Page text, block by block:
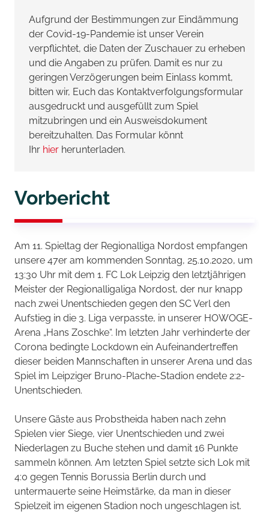
Aufgrund der Bestimmungen zur Eindämmung
der Covid-19-Pandemie ist unser Verein
verpflichtet, die Daten der Zuschauer zu erheben
und die Angaben zu prüfen. Damit es nur zu
geringen Verzögerungen beim Einlass kommt,
bitten wir, Euch das Kontaktverfolgungsformular
ausgedruckt und ausgefüllt zum Spiel
mitzubringen und ein Ausweisdokument
bereitzuhalten. Das Formular könnt
Ihr hier herunterladen.
Vorbericht
Am 11. Spieltag der Regionalliga Nordost empfangen
unsere 47er am kommenden Sonntag, 25.10.2020, um
13:30 Uhr mit dem 1. FC Lok Leipzig den letztjährigen
Meister der Regionalligaliga Nordost, der nur knapp
nach zwei Unentschieden gegen den SC Verl den
Aufstieg in die 3. Liga verpasste, in unserer HOWOGE-
Arena „Hans Zoschke“. Im letzten Jahr verhinderte der
Corona bedingte Lockdown ein Aufeinandertreffen
dieser beiden Mannschaften in unserer Arena und das
Spiel im Leipziger Bruno-Plache-Stadion endete 2:2-
Unentschieden.
Unsere Gäste aus Probstheida haben nach zehn
Spielen vier Siege, vier Unentschieden und zwei
Niederlagen zu Buche stehen und damit 16 Punkte
sammeln können. Am letzten Spiel setzte sich Lok mit
4:0 gegen Tennis Borussia Berlin durch und
untermauerte seine Heimstärke, da man in dieser
Spielzeit im eigenen Stadion noch ungeschlagen ist.